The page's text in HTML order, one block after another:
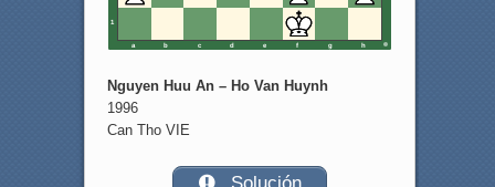
1
a b c d e f g h
Nguyen Huu An – Ho Van Huynh
1996
Can Tho VIE